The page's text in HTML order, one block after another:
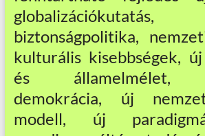
biztonságpolitika,
kulturális kisebbségek,
és államelmélet,
demokrácia, új
modell, új